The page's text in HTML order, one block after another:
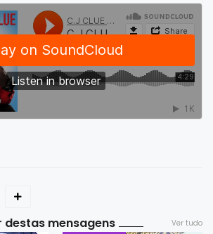
destas mensagens Ver tudo